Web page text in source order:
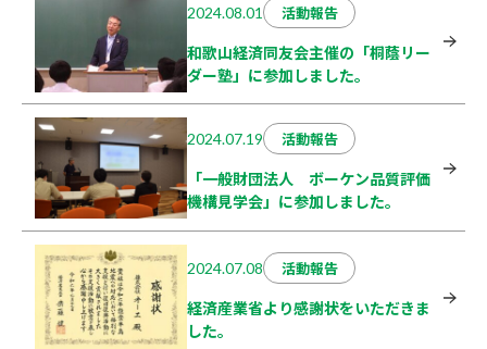
2024.08.01 活動報告
和歌山経済同友会主催の「桐蔭リー
ダー塾」に参加しました。
2024.07.19 活動報告
「一般財団法人 ボーケン品質評価
機構見学会」に参加しました。
2024.07.08 活動報告
経済産業省より感謝状をいただきま
した。